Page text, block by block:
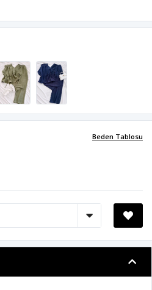
Beden Tablosu